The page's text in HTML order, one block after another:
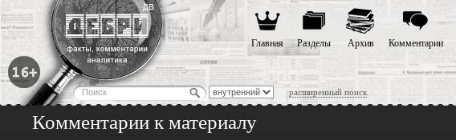
расширенный поиск
Главная Разделы Архив Комментарии
Комментарии к материалу